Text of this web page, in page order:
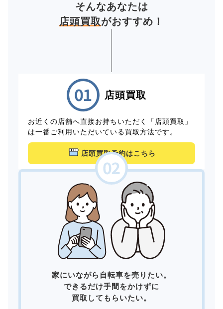
そんなあなたは
店頭買取がおすすめ！
店頭買取
お近くの店舗へ直接お持ちいただく「店頭買取」
は一番ご利用いただいている買取方法です。
店頭買取予約はこちら
家にいながら自転車を売りたい。
できるだけ手間をかけずに
買取してもらいたい。